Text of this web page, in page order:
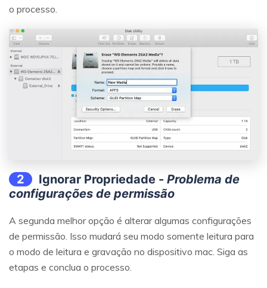
Reparo de fotos com IA
Repare suas fotos, melhore a qualidade e restaure
o processo.
2 Ignorar Propriedade - Problema de
configurações de permissão
A segunda melhor opção é alterar algumas configurações
de permissão. Isso mudará seu modo somente leitura para
o modo de leitura e gravação no dispositivo mac. Siga as
etapas e conclua o processo.